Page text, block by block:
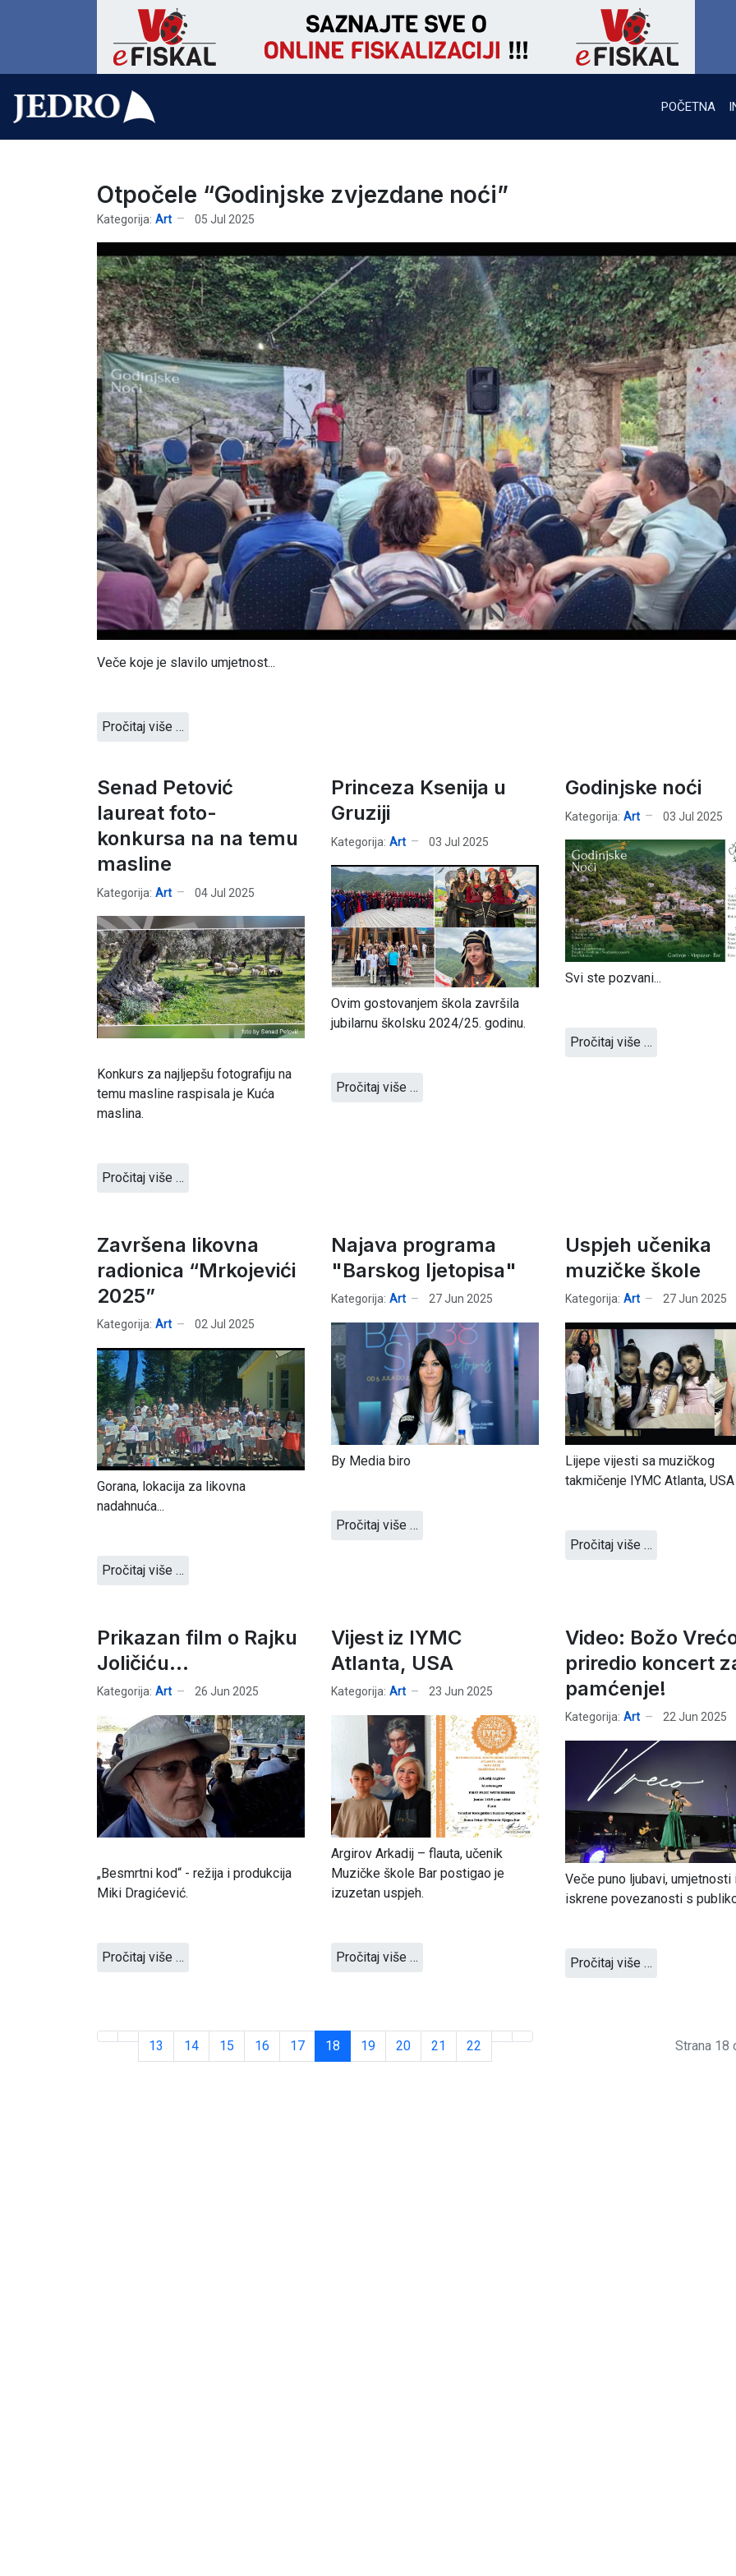
POČETNA
Otpočele “Godinjske zvjezdane noći”
Kategorija: Art 05 Jul 2025
Veče koje je slavilo umjetnost...
Pročitaj više …
Senad Petović
laureat foto-
konkursa na na temu
masline
Kategorija: Art 04 Jul 2025
Konkurs za najljepšu fotografiju na
temu masline raspisala je Kuća
maslina.
Pročitaj više …
Princeza Ksenija u
Gruziji
Kategorija: Art 03 Jul 2025
Ovim gostovanjem škola završila
jubilarnu školsku 2024/25. godinu.
Pročitaj više …
Godinjske noći
Kategorija: Art 03 Jul 2025
Svi ste pozvani...
Pročitaj više …
Završena likovna
radionica “Mrkojevići
2025”
Kategorija: Art 02 Jul 2025
Gorana, lokacija za likovna
nadahnuća...
Pročitaj više …
Najava programa
"Barskog ljetopisa"
Kategorija: Art 27 Jun 2025
By Media biro
Pročitaj više …
Uspjeh učenika
muzičke škole
Kategorija: Art 27 Jun 2025
Lijepe vijesti sa muzičkog
takmičenje IYMC Atlanta, USA
Pročitaj više …
Prikazan film o Rajku
Joličiću...
Kategorija: Art 26 Jun 2025
„Besmrtni kod“ - režija i produkcija
Miki Dragićević.
Pročitaj više …
Vijest iz IYMC
Atlanta, USA
Kategorija: Art 23 Jun 2025
Argirov Arkadij – flauta, učenik
Muzičke škole Bar postigao je
izuzetan uspjeh.
Pročitaj više …
Video: Božo
priredio koncert
pamćenje!
Kategorija: Art 22 Jun 2025
Veče puno ljubavi, umjetnosti
iskrene povezanosti s
Pročitaj više …
13 14 15 16 17 18 19 20 21 22 Strana 18